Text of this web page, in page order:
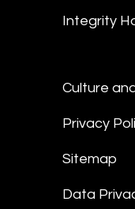
Integrity
Culture
Privacy
Sitemap
Data